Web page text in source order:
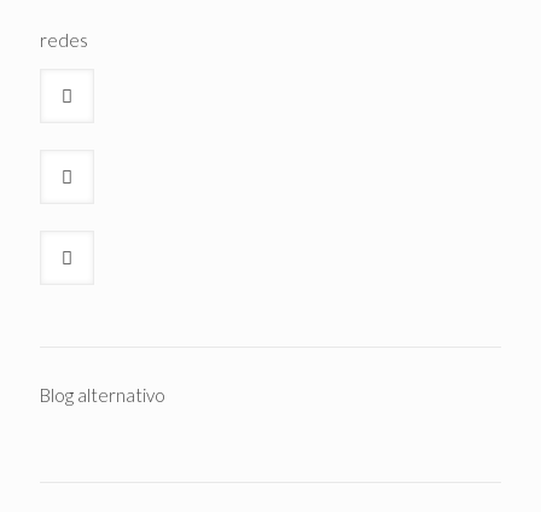
redes
Blog alternativo